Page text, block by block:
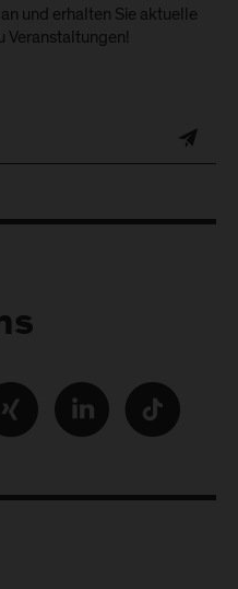
und erhalten Sie aktuelle
Veranstaltungen!